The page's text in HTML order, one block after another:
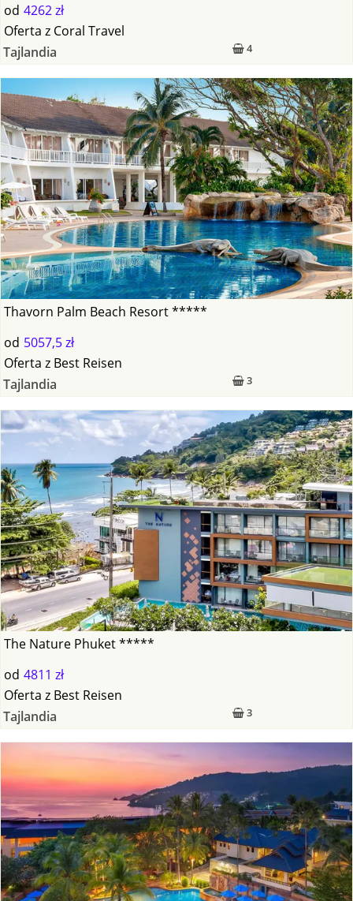
od 4262 zł
4
Oferta z Coral Travel
Tajlandia
Thavorn Palm Beach Resort *****
od 5057,5 zł
3
Oferta z Best Reisen
Tajlandia
The Nature Phuket *****
od 4811 zł
3
Oferta z Best Reisen
Tajlandia